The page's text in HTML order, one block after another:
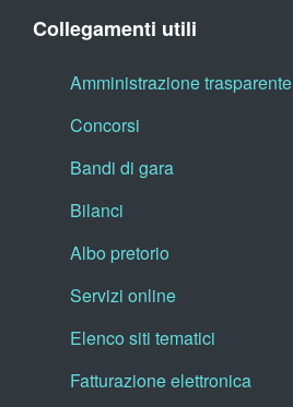
Collegamenti utili
Amministrazione trasparente
Concorsi
Bandi di gara
Bilanci
Albo pretorio
Servizi online
Elenco siti tematici
Fatturazione elettronica